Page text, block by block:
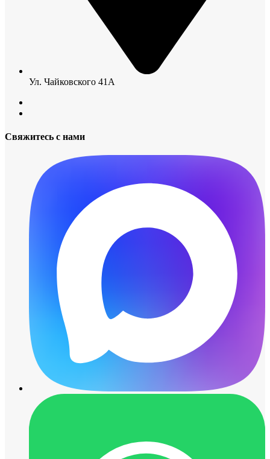
Ул. Чайковского 41А
Свяжитесь с нами